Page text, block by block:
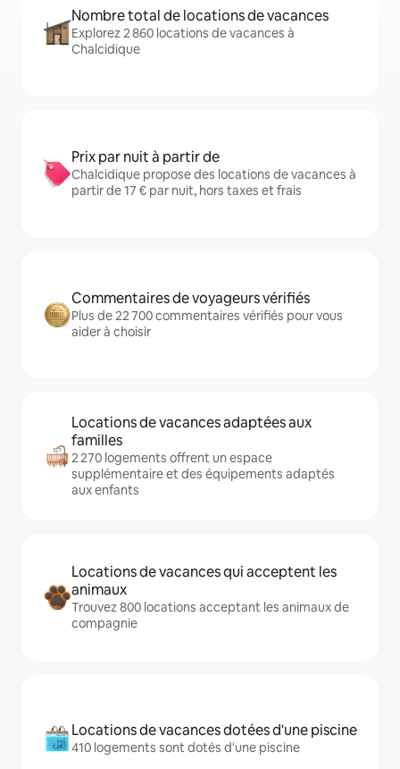
Nombre total de locations de vacances
Explorez 2 860 locations de vacances à
Chalcidique
Prix par nuit à partir de
Chalcidique propose des locations de vacances à
partir de 17 € par nuit, hors taxes et frais
Commentaires de voyageurs vérifiés
Plus de 22 700 commentaires vérifiés pour vous
aider à choisir
Locations de vacances adaptées aux
familles
2 270 logements offrent un espace
supplémentaire et des équipements adaptés
aux enfants
Locations de vacances qui acceptent les
animaux
Trouvez 800 locations acceptant les animaux de
compagnie
Locations de vacances dotées d'une piscine
410 logements sont dotés d'une piscine